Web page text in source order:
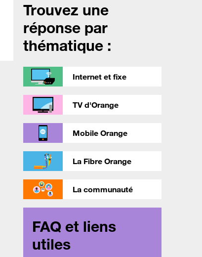
Trouvez une
réponse par
thématique :
Internet et fixe
TV d'Orange
Mobile Orange
La Fibre Orange
La communauté
FAQ et liens
utiles